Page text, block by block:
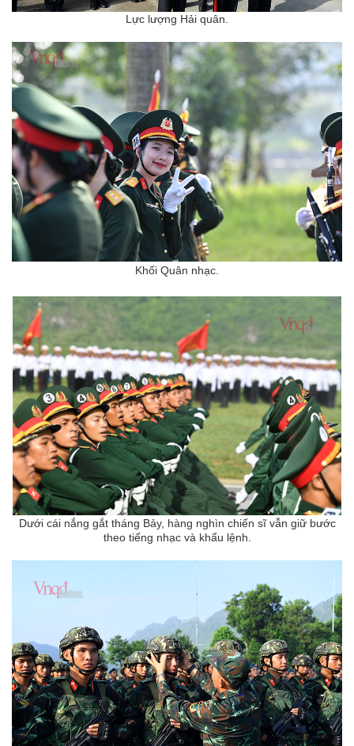
Lực lượng Hải quân.
Khối Quân nhạc.
Dưới cái nắng gắt tháng Bảy, hàng nghìn chiến sĩ vẫn giữ bước
theo tiếng nhạc và khẩu lệnh.